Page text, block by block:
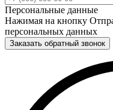
Персональные данные
Нажимая на кнопку
персональных данных
Заказать обратный звонок